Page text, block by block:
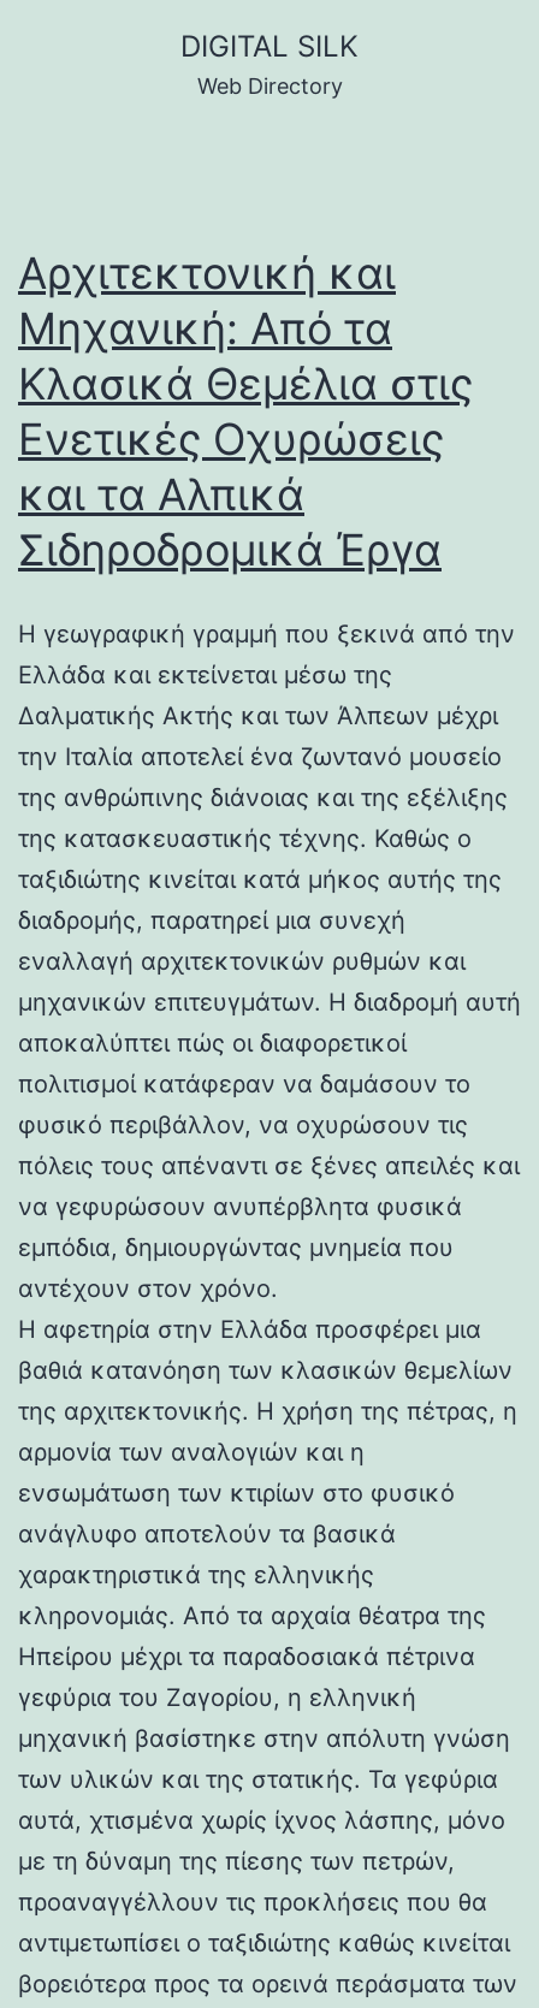
DIGITAL SILK
Web Directory
Αρχιτεκτονική και
Μηχανική: Από τα
Κλασικά Θεμέλια στις
Ενετικές Οχυρώσεις
και τα Αλπικά
Σιδηροδρομικά Έργα
Η γεωγραφική γραμμή που ξεκινά από την
Ελλάδα και εκτείνεται μέσω της
Δαλματικής Ακτής και των Άλπεων μέχρι
την Ιταλία αποτελεί ένα ζωντανό μουσείο
της ανθρώπινης διάνοιας και της εξέλιξης
της κατασκευαστικής τέχνης. Καθώς ο
ταξιδιώτης κινείται κατά μήκος αυτής της
διαδρομής, παρατηρεί μια συνεχή
εναλλαγή αρχιτεκτονικών ρυθμών και
μηχανικών επιτευγμάτων. Η διαδρομή αυτή
αποκαλύπτει πώς οι διαφορετικοί
πολιτισμοί κατάφεραν να δαμάσουν το
φυσικό περιβάλλον, να οχυρώσουν τις
πόλεις τους απέναντι σε ξένες απειλές και
να γεφυρώσουν ανυπέρβλητα φυσικά
εμπόδια, δημιουργώντας μνημεία που
αντέχουν στον χρόνο.
Η αφετηρία στην Ελλάδα προσφέρει μια
βαθιά κατανόηση των κλασικών θεμελίων
της αρχιτεκτονικής. Η χρήση της πέτρας, η
αρμονία των αναλογιών και η
ενσωμάτωση των κτιρίων στο φυσικό
ανάγλυφο αποτελούν τα βασικά
χαρακτηριστικά της ελληνικής
κληρονομιάς. Από τα αρχαία θέατρα της
Ηπείρου μέχρι τα παραδοσιακά πέτρινα
γεφύρια του Ζαγορίου, η ελληνική
μηχανική βασίστηκε στην απόλυτη γνώση
των υλικών και της στατικής. Τα γεφύρια
αυτά, χτισμένα χωρίς ίχνος λάσπης, μόνο
με τη δύναμη της πίεσης των πετρών,
προαναγγέλλουν τις προκλήσεις που θα
αντιμετωπίσει ο ταξιδιώτης καθώς κινείται
βορειότερα προς τα ορεινά περάσματα των